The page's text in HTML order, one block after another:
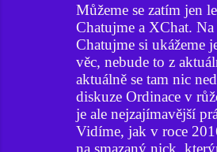
Můžeme se zatím jen
Chatujme a XChat.
Chatujme si ukážeme
věc, nebude to z
aktuálně se tam nic
diskuze Ordinace v
je ale nejzajímavější
Vidíme, jak v roce
na smazaný nick,